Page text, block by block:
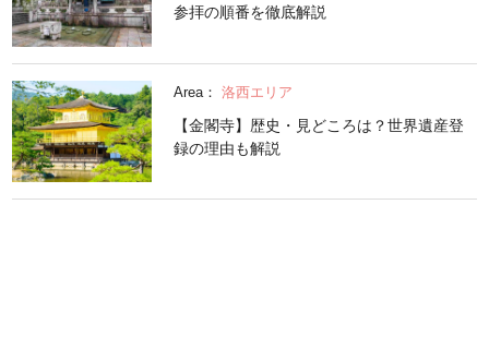
参拝の順番を徹底解説
Area： 洛西エリア
【金閣寺】歴史・見どころは？世界遺産登
録の理由も解説